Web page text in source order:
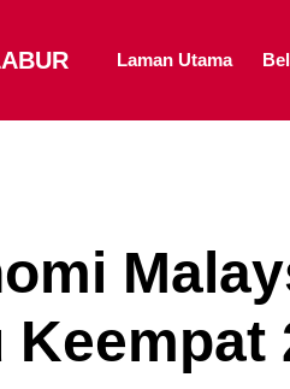
Laman Utama
Keempat